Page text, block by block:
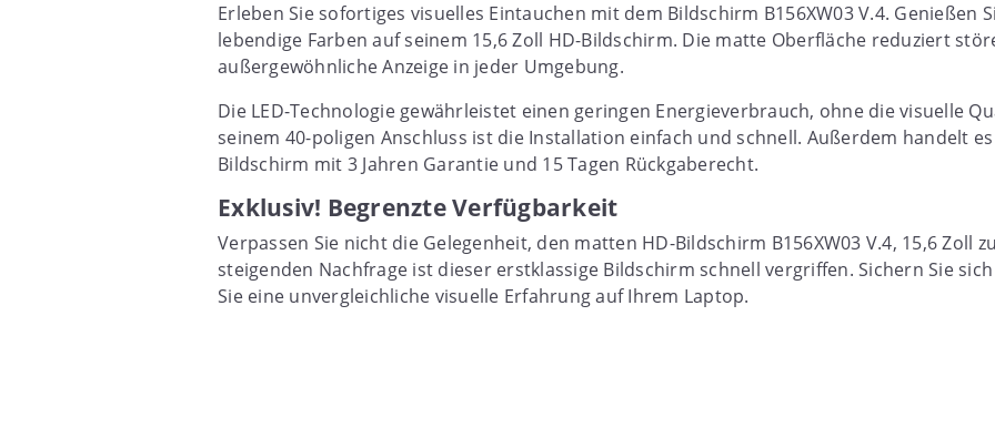
Erleben Sie sofortiges visuelles Eintauchen mit dem Bildschirm B156XW03 V.4. Genießen
lebendige Farben auf seinem 15,6 Zoll HD-Bildschirm. Die matte Oberfläche reduziert
außergewöhnliche Anzeige in jeder Umgebung.
Die LED-Technologie gewährleistet einen geringen Energieverbrauch, ohne die visuelle
seinem 40-poligen Anschluss ist die Installation einfach und schnell. Außerdem handelt
Bildschirm mit 3 Jahren Garantie und 15 Tagen Rückgaberecht.
Exklusiv! Begrenzte Verfügbarkeit
Verpassen Sie nicht die Gelegenheit, den matten HD-Bildschirm B156XW03 V.4, 15,6 Zoll
steigenden Nachfrage ist dieser erstklassige Bildschirm schnell vergriffen. Sichern Sie
Sie eine unvergleichliche visuelle Erfahrung auf Ihrem Laptop.